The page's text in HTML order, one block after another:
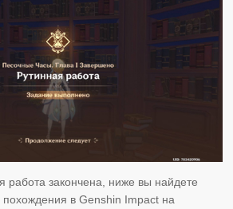
работа закончена, ниже вы найдете
похождения в Genshin Impact на